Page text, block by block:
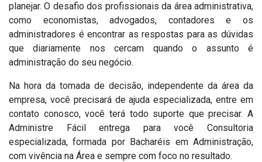
planejar. O desafio dos profissionais da área administrativa,
como economistas, advogados, contadores e os
administradores é encontrar as respostas para as dúvidas
que diariamente nos cercam quando o assunto é
administração do seu negócio.
Na hora da tomada de decisão, independente da área da
empresa, você precisará de ajuda especializada, entre em
contato conosco, você terá todo suporte que precisar. A
Administre Fácil entrega para você Consultoria
especializada, formada por Bacharéis em Administração,
com vivência na Área e sempre com foco no resultado.